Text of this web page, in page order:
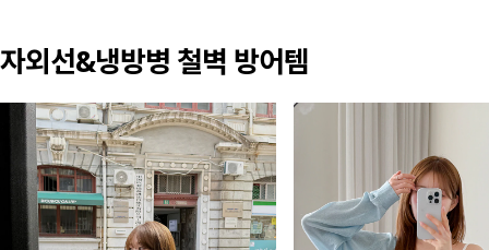
자외선&냉방병 철벽 방어템